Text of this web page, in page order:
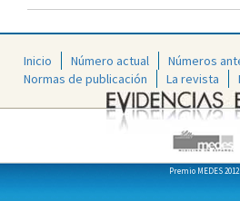
Inicio Número actual
Números
Normas de publicación
La revista
Premio MEDES 2012